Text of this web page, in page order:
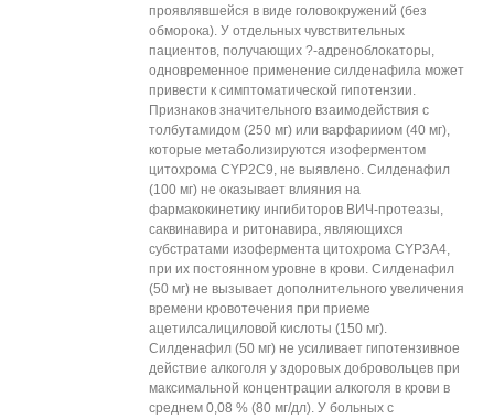
проявлявшейся в виде головокружений (без
обморока). У отдельных чувствительных
пациентов, получающих ?-адреноблокаторы,
одновременное применение силденафила может
привести к симптоматической гипотензии.
Признаков значительного взаимодействия с
толбутамидом (250 мг) или варфарииом (40 мг),
которые метаболизируются изоферментом
цитохрома CYP2C9, не выявлено. Силденафил
(100 мг) не оказывает влияния на
фармакокинетику ингибиторов ВИЧ-протеазы,
саквинавира и ритонавира, являющихся
субстратами изофермента цитохрома CYP3A4,
при их постоянном уровне в крови. Силденафил
(50 мг) не вызывает дополнительного увеличения
времени кровотечения при приеме
ацетилсалициловой кислоты (150 мг).
Силденафил (50 мг) не усиливает гипотензивное
действие алкоголя у здоровых добровольцев при
максимальной концентрации алкоголя в крови в
среднем 0,08 % (80 мг/дл). У больных с